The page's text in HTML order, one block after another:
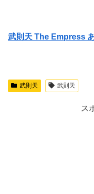
武則天 The Empress
武則天 武則天
ス